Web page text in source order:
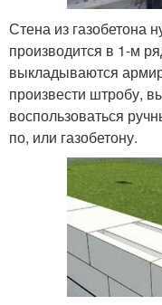
Стена из газобетона
производится в 1-м
выкладываются
произвести штробу,
воспользоваться
по, или газобетону.